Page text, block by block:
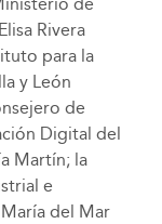
Rivera
para la
y León
de
Digital del
Martín; la
e
del Mar